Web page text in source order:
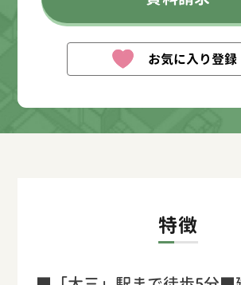
お気に入り登録
特徴